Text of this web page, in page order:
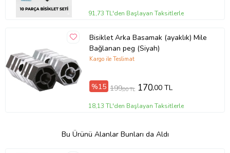
91,73 TL'den Başlayan Taksitlerle
Bisiklet Arka Basamak (ayaklık) Mile
Bağlanan peg (Siyah)
Kargo ile Teslimat
%15 199,00 TL 170,00 TL
18,13 TL'den Başlayan Taksitlerle
Bu Ürünü Alanlar Bunları da Aldı